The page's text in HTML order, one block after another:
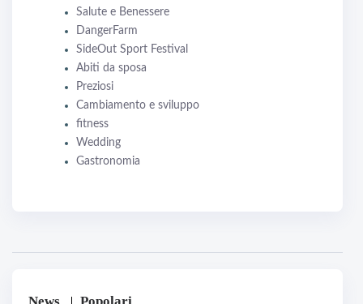
Salute e Benessere
DangerFarm
SideOut Sport Festival
Abiti da sposa
Preziosi
Cambiamento e sviluppo
fitness
Wedding
Gastronomia
News Popolari